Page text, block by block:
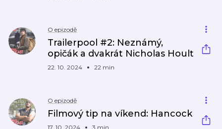
O epizodě
Trailerpool #2: Neznámý,
opičák a dvakrát Nicholas Hoult
22. 10. 2024 22 min
O epizodě
Filmový tip na víkend: Hancock
17. 10. 2024 3 min